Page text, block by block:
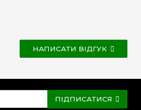
НАПИСАТИ ВІДГУК
ПІДПИСАТИСЯ